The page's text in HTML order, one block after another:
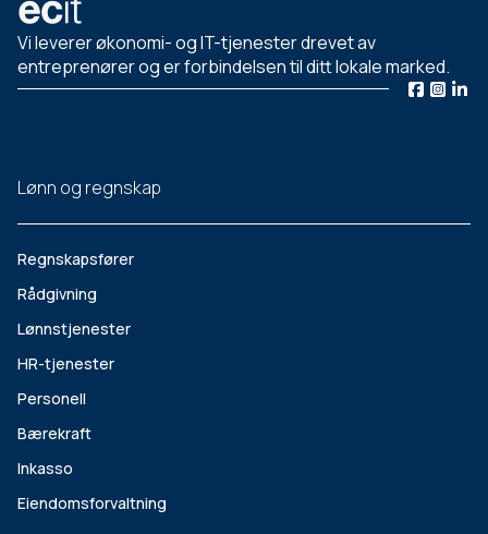
Vi leverer økonomi- og IT-tjenester drevet av
entreprenører og er forbindelsen til ditt lokale marked.
Lønn og regnskap
Regnskapsfører
Rådgivning
Lønnstjenester
HR-tjenester
Personell
Bærekraft
Inkasso
Eiendomsforvaltning